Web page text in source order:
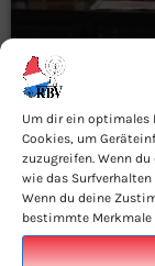
Um dir ein optimales
Cookies, um
zuzugreifen. Wenn
wie das
Wenn du deine
bestimmte